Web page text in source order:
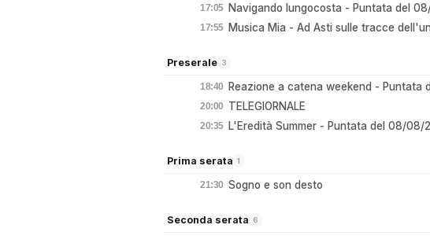
17:05 Navigando lungocosta - Puntata del
17:55 Musica Mia - Ad Asti sulle tracce
Preserale 3
18:40 Reazione a catena weekend - Puntata
20:00 TELEGIORNALE
20:35 L'Eredità Summer - Puntata del 08/08/
Prima serata 1
21:30 Sogno e son desto
Seconda serata 6